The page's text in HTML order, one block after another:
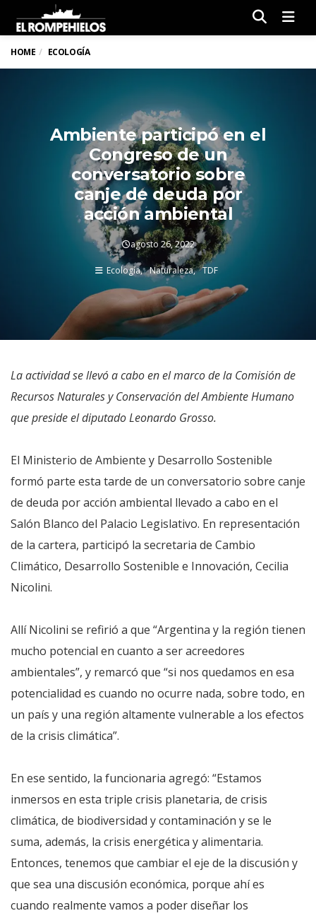
HOME ECOLOGÍA
Ambiente participó en el
Congreso de un
conversatorio sobre
canje de deuda por
acción ambiental
agosto 26, 2022
Ecología Naturaleza TDF
La actividad se llevó a cabo en el marco de la Comisión de
Recursos Naturales y Conservación del Ambiente Humano
que preside el diputado Leonardo Grosso.
El Ministerio de Ambiente y Desarrollo Sostenible
formó parte esta tarde de un conversatorio sobre canje
de deuda por acción ambiental llevado a cabo en el
Salón Blanco del Palacio Legislativo. En representación
de la cartera, participó la secretaria de Cambio
Climático, Desarrollo Sostenible e Innovación, Cecilia
Nicolini.
Allí Nicolini se refirió a que “Argentina y la región tienen
mucho potencial en cuanto a ser acreedores
ambientales”, y remarcó que “si nos quedamos en esa
potencialidad es cuando no ocurre nada, sobre todo, en
un país y una región altamente vulnerable a los efectos
de la crisis climática”.
En ese sentido, la funcionaria agregó: “Estamos
inmersos en esta triple crisis planetaria, de crisis
climática, de biodiversidad y contaminación y se le
suma, además, la crisis energética y alimentaria.
Entonces, tenemos que cambiar el eje de la discusión y
que sea una discusión económica, porque ahí es
cuando realmente vamos a poder diseñar los